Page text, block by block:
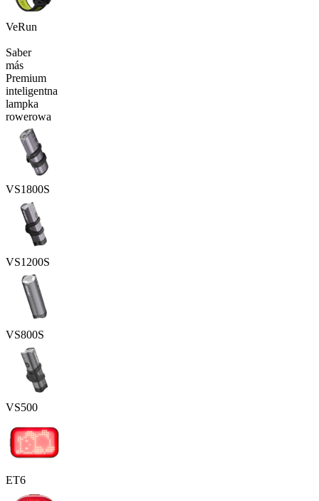
VeRun
Saber
más
Premium
inteligentna
lampka
rowerowa
VS1800S
VS1200S
VS800S
VS500
ET6